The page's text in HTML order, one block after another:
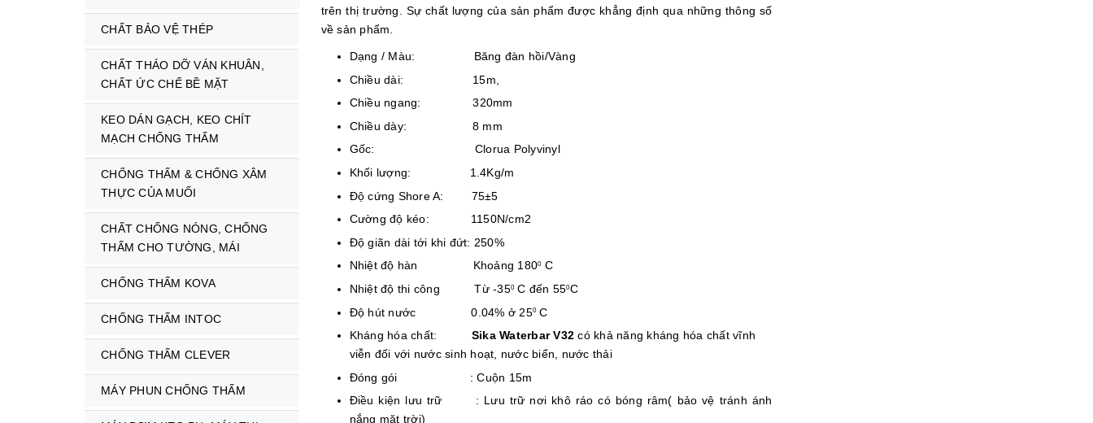
CHẤT BẢO VỆ THÉP
CHẤT THÁO DỠ VÁN KHUÂN,
CHẤT ỨC CHẾ BỀ MẶT
KEO DÁN GẠCH, KEO CHÍT
MẠCH CHỐNG THẤM
CHỐNG THẤM & CHỐNG XÂM
THỰC CỦA MUỐI
CHẤT CHỐNG NÓNG, CHỐNG
THẤM CHO TƯỜNG, MÁI
CHỐNG THẤM KOVA
CHỐNG THẤM INTOC
CHỐNG THẤM CLEVER
MÁY PHUN CHỐNG THẤM
trên thị trường. Sự chất lượng của sản phẩm được khẳng định qua những thông số
về sản phẩm.
Dạng / Màu: Băng đàn hồi/Vàng
Chiều dài: 15m,
Chiều ngang: 320mm
Chiều dày: 8 mm
Gốc: Clorua Polyvinyl
Khối lượng: 1.4Kg/m
Độ cứng Shore A: 75±5
Cường độ kéo: 1150N/cm2
Độ giãn dài tới khi đứt: 250%
Nhiệt độ hàn Khoảng 1800C
Nhiệt độ thi công Từ -350C đến 550C
Độ hút nước 0.04% ở 250C
Kháng hóa chất: Sika Waterbar V32 có khả năng kháng hóa chất vĩnh
viễn đối với nước sinh hoạt, nước biển, nước thải
Đóng gói : Cuộn 15m
Điều kiện lưu trữ : Lưu trữ nơi khô ráo có bóng râm( bảo vệ tránh ánh
nắng mặt trời)